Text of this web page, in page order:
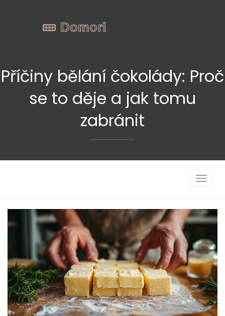
Příčiny bělání čokolády: Proč
se to děje a jak tomu
zabránit